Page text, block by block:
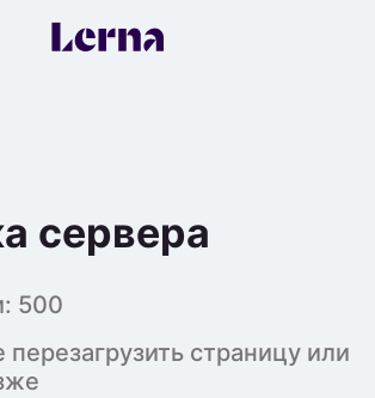
сервера
500
страницу или